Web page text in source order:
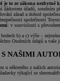
to ze zákona nezbytné
žádostem úřadů, soudním
zásad a dohod
společnosti
: v souvislosti s
b) a c) výše –
Osobních údajů a
NAŠIMI
některého z našich
týkající se